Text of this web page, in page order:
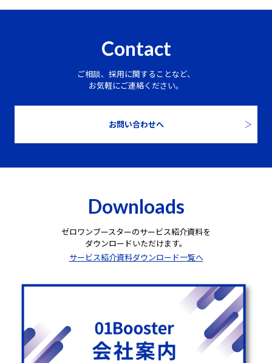
Contact
ご相談、採用に関することなど、
お気軽にご連絡ください。
お問い合わせへ
Downloads
ゼロワンブースターのサービス紹介資料を
ダウンロードいただけます。
サービス紹介資料ダウンロード一覧へ